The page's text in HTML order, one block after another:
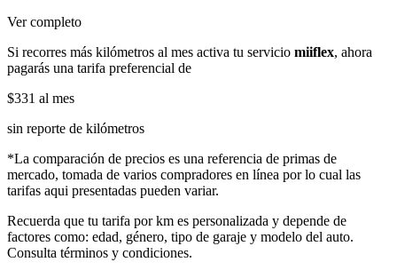
Ver completo
Si recorres más kilómetros al mes activa tu servicio miiflex, ahora
pagarás una tarifa preferencial de
$331 al mes
sin reporte de kilómetros
*La comparación de precios es una referencia de primas de
mercado, tomada de varios compradores en línea por lo cual las
tarifas aqui presentadas pueden variar.
Recuerda que tu tarifa por km es personalizada y depende de
factores como: edad, género, tipo de garaje y modelo del auto.
Consulta términos y condiciones.